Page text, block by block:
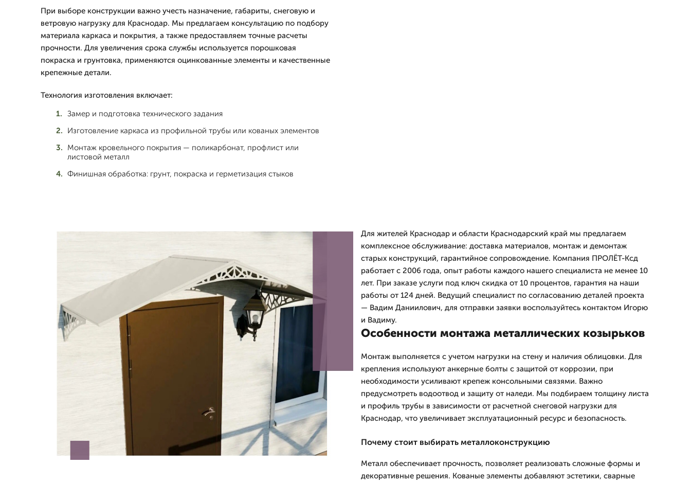
При выборе конструкции важно учесть назначение, габариты, снеговую и
ветровую нагрузку для Краснодар. Мы предлагаем консультацию по подбору
материала каркаса и покрытия, а также предоставляем точные расчеты
прочности. Для увеличения срока службы используется порошковая
покраска и грунтовка, применяются оцинкованные элементы и качественные
крепежные детали.
Технология изготовления включает:
Замер и подготовка технического задания
Изготовление каркаса из профильной трубы или кованых элементов
Монтаж кровельного покрытия — поликарбонат, профлист или
листовой металл
Финишная обработка: грунт, покраска и герметизация стыков
Для жителей Краснодар и области Краснодарский край мы предлагаем
комплексное обслуживание: доставка материалов, монтаж и демонтаж
старых конструкций, гарантийное сопровождение. Компания ПРОЛЁТ-Ксд
работает с 2006 года, опыт работы каждого нашего специалиста не менее 10
лет. При заказе услуги под ключ скидка от 10 процентов, гарантия на наши
работы от 124 дней. Ведущий специалист по согласованию деталей проекта
— Вадим Даниилович, для отправки заявки воспользуйтесь контактом Игорю
и Вадиму.
Особенности монтажа металлических козырьков
Монтаж выполняется с учетом нагрузки на стену и наличия облицовки. Для
крепления используют анкерные болты с защитой от коррозии, при
необходимости усиливают крепеж консольными связями. Важно
предусмотреть водоотвод и защиту от наледи. Мы подбираем толщину листа
и профиль трубы в зависимости от расчетной снеговой нагрузки для
Краснодар, что увеличивает эксплуатационный ресурс и безопасность.
Почему стоит выбирать металлоконструкцию
Металл обеспечивает прочность, позволяет реализовать сложные формы и
декоративные решения. Кованые элементы добавляют эстетики, сварные